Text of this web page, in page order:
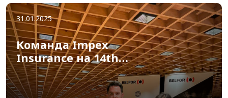
31.01.2025
Команда Impex
Insurance на 14th
Annual Insurance Claims
Management Summit